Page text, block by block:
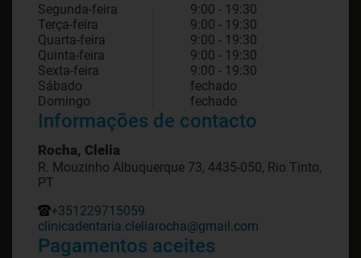
Segunda-feira
9:00 - 19:30
Terça-feira
9:00 - 19:30
Quarta-feira
9:00 - 19:30
Quinta-feira
9:00 - 19:30
Sexta-feira
9:00 - 19:30
Sábado
fechado
Domingo
fechado
Informações de contacto
Rocha, Clelia
R. Mouzinho Albuquerque 73, 4435-050, Rio Tinto,
PT
+351229715059
clinicadentaria.cleliarocha@gmail.com
Pagamentos aceites